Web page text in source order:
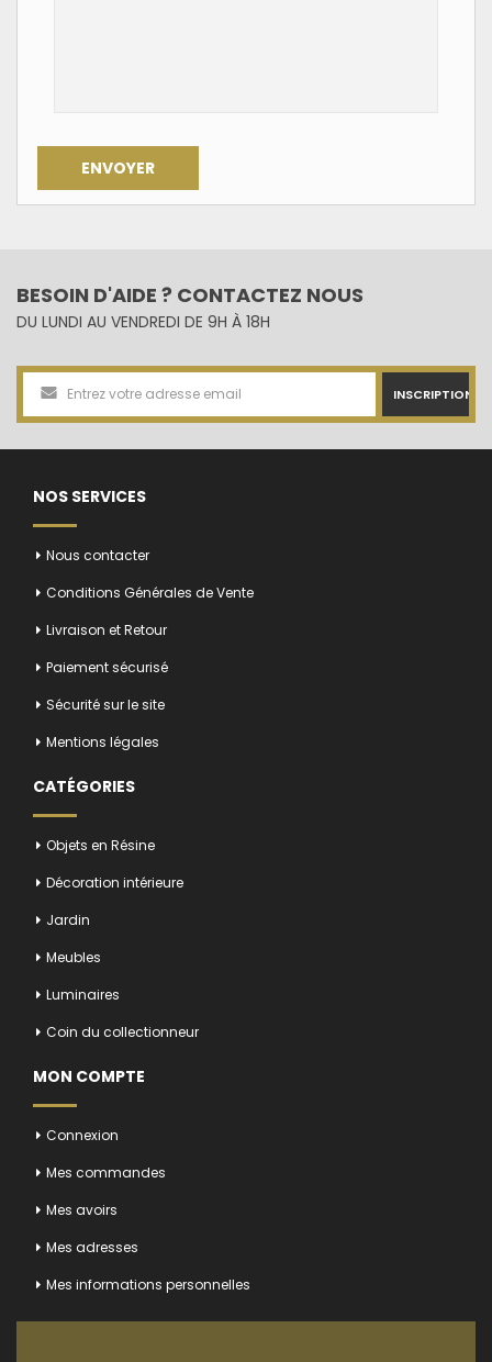
ENVOYER
BESOIN D'AIDE ? CONTACTEZ NOUS
DU LUNDI AU VENDREDI DE 9H À 18H
INSCRIPTION
NOS SERVICES
Nous contacter
Conditions Générales de Vente
Livraison et Retour
Paiement sécurisé
Sécurité sur le site
Mentions légales
CATÉGORIES
Objets en Résine
Décoration intérieure
Jardin
Meubles
Luminaires
Coin du collectionneur
MON COMPTE
Connexion
Mes commandes
Mes avoirs
Mes adresses
Mes informations personnelles